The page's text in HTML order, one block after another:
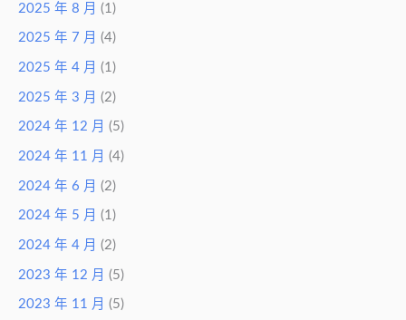
2025 年 8 月 (1)
2025 年 7 月 (4)
2025 年 4 月 (1)
2025 年 3 月 (2)
2024 年 12 月 (5)
2024 年 11 月 (4)
2024 年 6 月 (2)
2024 年 5 月 (1)
2024 年 4 月 (2)
2023 年 12 月 (5)
2023 年 11 月 (5)